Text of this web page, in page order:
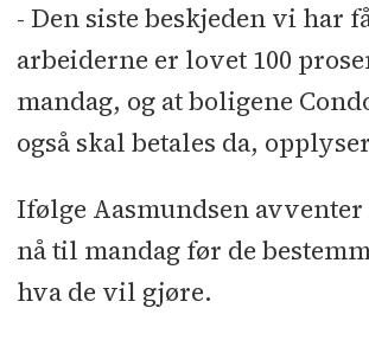
- Den siste beskjeden vi har
arbeiderne er lovet 100
mandag, og at boligene
også skal betales da,
Ifølge Aasmundsen avventer
nå til mandag før de
hva de vil gjøre.